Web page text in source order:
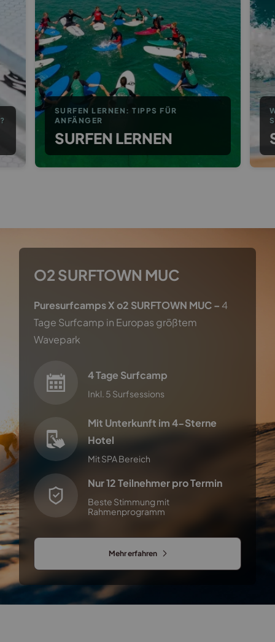
SURFEN LERNEN: TIPPS FÜR
ANFÄNGER
SURFEN LERNEN
O2 SURFTOWN MUC
Puresurfcamps X o2 SURFTOWN MUC –4
Tage Surfcamp in Europas größtem
Wavepark
4 Tage Surfcamp
Inkl. 5 Surfsessions
Mit Unterkunft im 4-Sterne
Hotel
Mit SPA Bereich
Nur 12 Teilnehmer pro Termin
Beste Stimmung mit
Rahmenprogramm
Mehr erfahren